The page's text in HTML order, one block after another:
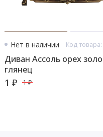
Нет в наличии Код
Диван Ассоль орех
глянец
1 ₽ 1 ₽